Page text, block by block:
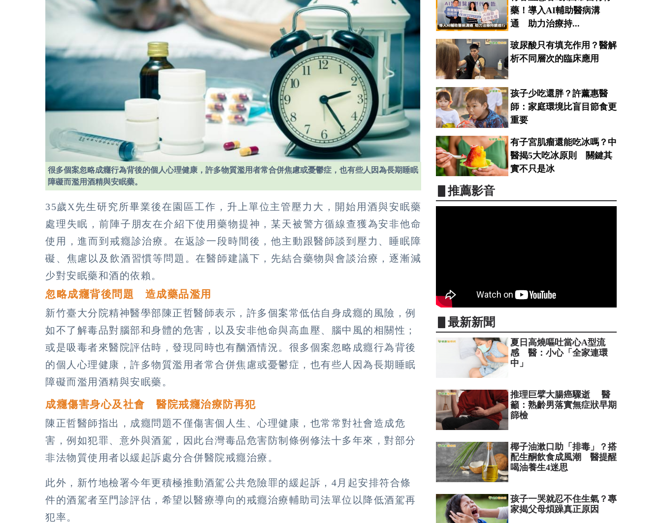
很多個案忽略成癮行為背後的個人心理健康，許多物質濫用者常合併焦慮或憂鬱症，也有些人因為長期睡眠
障礙而濫用酒精與安眠藥。
35歲X先生研究所畢業後在園區工作，升上單位主管壓力大，開始用酒與安眠藥
處理失眠，前陣子朋友在介紹下使用藥物提神，某天被警方循線查獲為安非他命
使用，進而到戒癮診治療。在返診一段時間後，他主動跟醫師談到壓力、睡眠障
礙、焦慮以及飲酒習慣等問題。在醫師建議下，先結合藥物與會談治療，逐漸減
少對安眠藥和酒的依賴。
忽略成癮背後問題 造成藥品濫用
新竹臺大分院精神醫學部陳正哲醫師表示，許多個案常低估自身成癮的風險，例
如不了解毒品對腦部和身體的危害，以及安非他命與高血壓、腦中風的相關性；
或是吸毒者來醫院評估時，發現同時也有酗酒情況。很多個案忽略成癮行為背後
的個人心理健康，許多物質濫用者常合併焦慮或憂鬱症，也有些人因為長期睡眠
障礙而濫用酒精與安眠藥。
成癮傷害身心及社會 醫院戒癮治療防再犯
陳正哲醫師指出，成癮問題不僅傷害個人生、心理健康，也常常對社會造成危
害，例如犯罪、意外與酒駕，因此台灣毒品危害防制條例修法十多年來，對部分
非法物質使用者以緩起訴處分合併醫院戒癮治療。
此外，新竹地檢署今年更積極推動酒駕公共危險罪的緩起訴，4月起安排符合條
件的酒駕者至門診評估，希望以醫療導向的戒癮治療輔助司法單位以降低酒駕再
犯率。
藥！導入AI輔助醫病溝
通 助力治療持...
玻尿酸只有填充作用？醫解
析不同層次的臨床應用
孩子少吃還胖？許薰惠醫
師：家庭環境比盲目節食更
重要
有子宮肌瘤還能吃冰嗎？中
醫揭5大吃冰原則 關鍵其
實不只是冰
▋推薦影音
▋最新新聞
夏日高燒嘔吐當心A型流
感 醫：小心「全家連環
中」
推理巨擘大腸癌驟逝 醫
籲：熟齡男落實無症狀早期
篩檢
椰子油漱口助「排毒」？搭
配生酮飲食成風潮 醫提醒
喝油養生4迷思
孩子一哭就忍不住生氣？專
家揭父母煩躁真正原因